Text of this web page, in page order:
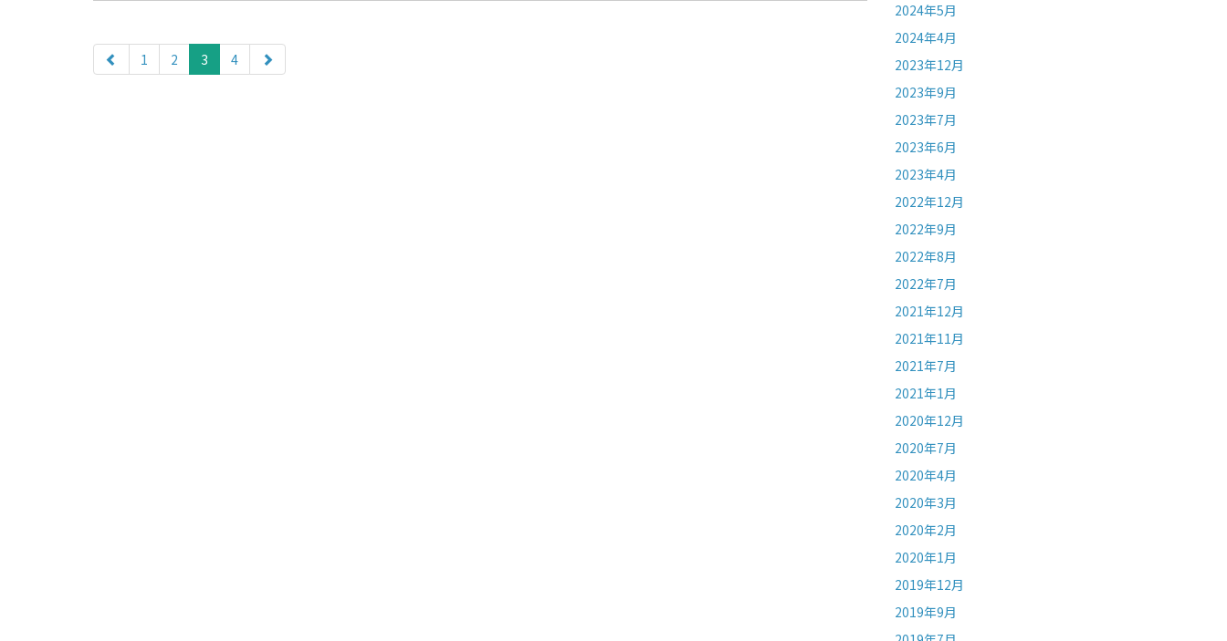
paging-
navigation
1 2 3 4
2024年5月
2024年4月
2023年12月
2023年9月
2023年7月
2023年6月
2023年4月
2022年12月
2022年9月
2022年8月
2022年7月
2021年12月
2021年11月
2021年7月
2021年1月
2020年12月
2020年7月
2020年4月
2020年3月
2020年2月
2020年1月
2019年12月
2019年9月